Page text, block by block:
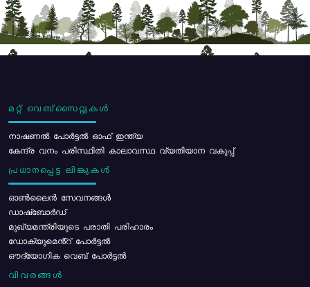
മറ്റ് വെബ്സൈറ്റുകൾ
നാഷണൽ പോർട്ടൽ ഓഫ് ഇന്ത്യ
കേന്ദ്ര വനം പരിസ്ഥിതി കാലാവസ്ഥ വ്യതിയാന വകുപ്പ്
പ്രധാനപ്പെട്ട ലിങ്കുകൾ
ഓൺലൈൻ സേവനങ്ങൾ
ഡാഷ്ബോർഡ്
മുഖ്യമന്ത്രിയുടെ പരാതി പരിഹാരം
ഡോക്യുമെൻ്റ് പോർട്ടൽ
ഔദ്യോഗിക വെബ് പോർട്ടൽ
വിവരങ്ങൾ